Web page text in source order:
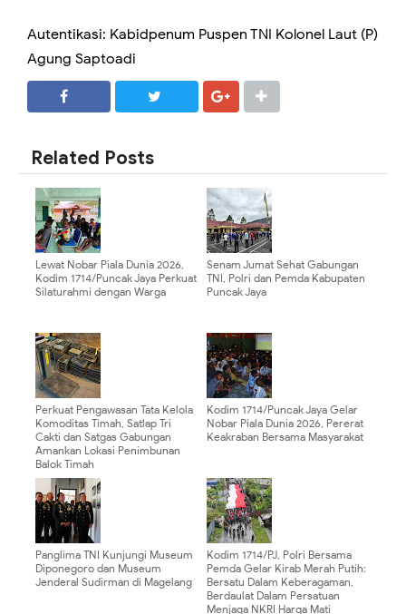
Autentikasi: Kabidpenum Puspen TNI Kolonel Laut (P)
Agung Saptoadi
Related Posts
Lewat Nobar Piala Dunia 2026,
Kodim 1714/Puncak Jaya Perkuat
Silaturahmi dengan Warga
Senam Jumat Sehat Gabungan
TNI, Polri dan Pemda Kabupaten
Puncak Jaya
Perkuat Pengawasan Tata Kelola
Komoditas Timah, Satlap Tri
Cakti dan Satgas Gabungan
Amankan Lokasi Penimbunan
Balok Timah
Kodim 1714/Puncak Jaya Gelar
Nobar Piala Dunia 2026, Pererat
Keakraban Bersama Masyarakat
Panglima TNI Kunjungi Museum
Diponegoro dan Museum
Jenderal Sudirman di Magelang
Kodim 1714/PJ, Polri Bersama
Pemda Gelar Kirab Merah Putih:
Bersatu Dalam Keberagaman,
Berdaulat Dalam Persatuan
Menjaga NKRI Harga Mati